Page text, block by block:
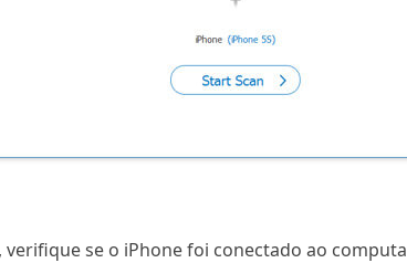
se o iPhone foi conectado ao